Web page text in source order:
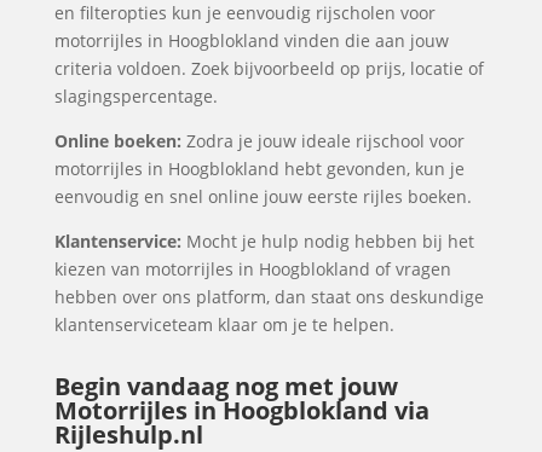
en filteropties kun je eenvoudig rijscholen voor
motorrijles in Hoogblokland vinden die aan jouw
criteria voldoen. Zoek bijvoorbeeld op prijs, locatie of
slagingspercentage.
Online boeken: Zodra je jouw ideale rijschool voor
motorrijles in Hoogblokland hebt gevonden, kun je
eenvoudig en snel online jouw eerste rijles boeken.
Klantenservice: Mocht je hulp nodig hebben bij het
kiezen van motorrijles in Hoogblokland of vragen
hebben over ons platform, dan staat ons deskundige
klantenserviceteam klaar om je te helpen.
Begin vandaag nog met jouw
Motorrijles in Hoogblokland via
Rijleshulp.nl